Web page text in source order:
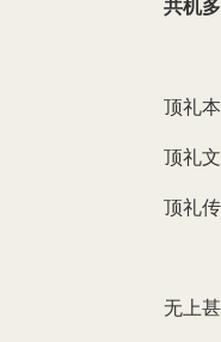
顶礼
顶礼
顶礼
无上